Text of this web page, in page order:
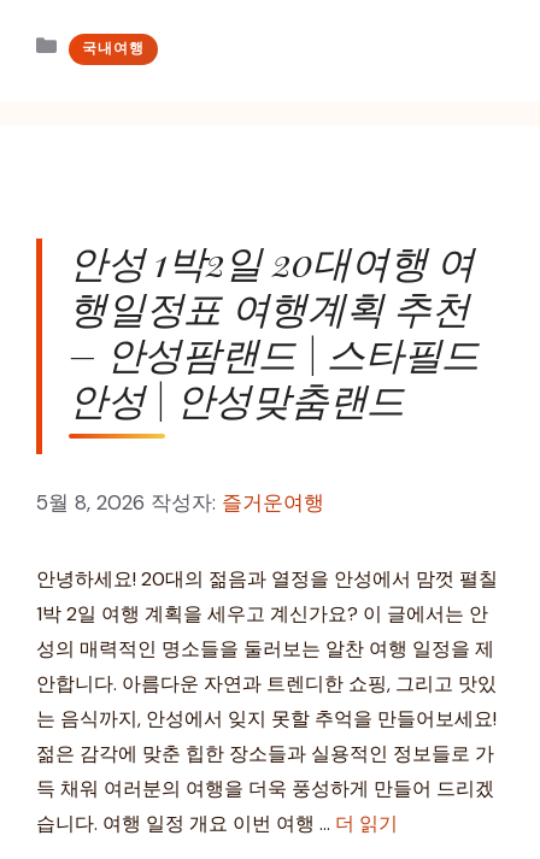
카국내여행
안성 1박2일 20대여행 여
행일정표 여행계획 추천
– 안성팜랜드 | 스타필드
안성 | 안성맞춤랜드
5월 8, 2026 작성자: 즐거운여행
안녕하세요! 20대의 젊음과 열정을 안성에서 맘껏 펼칠
1박 2일 여행 계획을 세우고 계신가요? 이 글에서는 안
성의 매력적인 명소들을 둘러보는 알찬 여행 일정을 제
안합니다. 아름다운 자연과 트렌디한 쇼핑, 그리고 맛있
는 음식까지, 안성에서 잊지 못할 추억을 만들어보세요!
젊은 감각에 맞춘 힙한 장소들과 실용적인 정보들로 가
득 채워 여러분의 여행을 더욱 풍성하게 만들어 드리겠
습니다. 여행 일정 개요 이번 여행 … 더 읽기